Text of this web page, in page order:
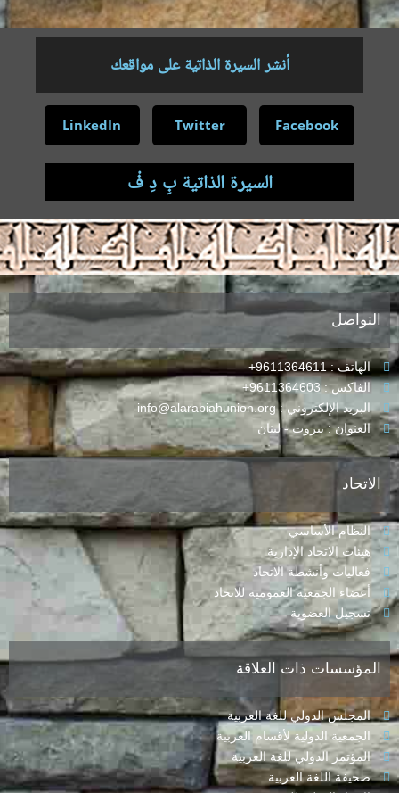
أنشر السيرة الذاتية على مواقعك
Facebook
Twitter
LinkedIn
السيرة الذاتية بِ دِ فْ
.
التواصل
الهاتف : 9611364611+
الفاكس : 9611364603+
البريد الإلكتروني : info@alarabiahunion.org
العنوان : بيروت - لبنان
الاتحاد
النظام الأساسي
هيئات الاتحاد الإدارية
فعاليات وأنشطة الاتحاد
أعضاء الجمعية العمومية للاتحاد
تسجيل العضوية
المؤسسات ذات العلاقة
المجلس الدولي للغة العربية
الجمعية الدولية لأقسام العربية
المؤتمر الدولي للغة العربية
صحيفة اللغة العربية